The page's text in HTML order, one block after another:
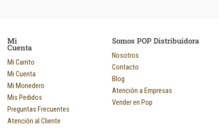
Mi
Cuenta
Mi Carrito
Mi Cuenta
Mi Monedero
Mis Pedidos
Preguntas Frecuentes
Atención al Cliente
Somos POP Distribuidora
Nosotros
Contacto
Blog
Atención a Empresas
Vender en Pop